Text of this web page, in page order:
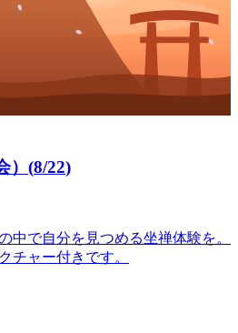
(8/22)
中で自分を見つめる坐禅体験を。
チャー付きです。